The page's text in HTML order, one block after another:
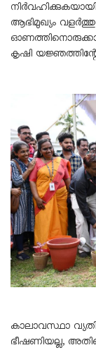
ആഭിമുഖ്യം
ഓണത്തിനൊരുക്കാം
കൃഷി
കാലാവസ്ഥാ
ഭീഷണിയല്ല,